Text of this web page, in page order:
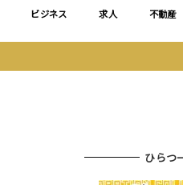
ビジネス 求人 不動産
ひらつ